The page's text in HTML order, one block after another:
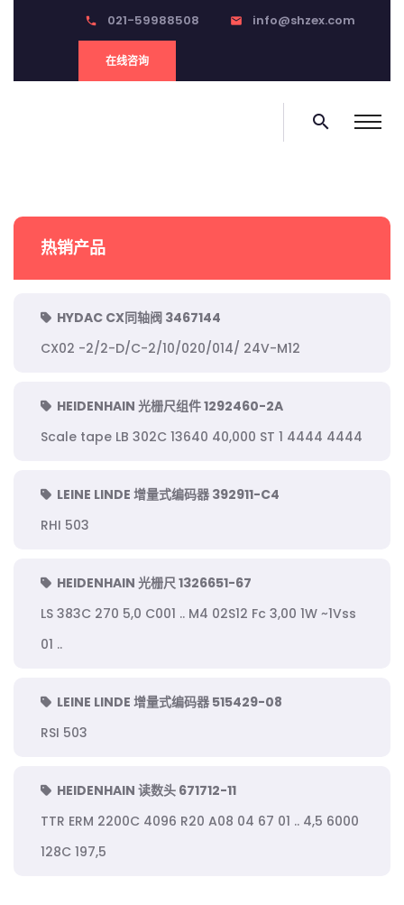
phone 021-59988508 email info@shzex.com
在线咨询
search
热销产品
HYDAC CX同轴阀 3467144
CX02 -2/2-D/C-2/10/020/014/ 24V-M12
HEIDENHAIN 光栅尺组件 1292460-2A
Scale tape LB 302C 13640 40,000 ST 1 4444 4444
LEINE LINDE 增量式编码器 392911-C4
RHI 503
HEIDENHAIN 光栅尺 1326651-67
LS 383C 270 5,0 C001 .. M4 02S12 Fc 3,00 1W ~1Vss
01 ..
LEINE LINDE 增量式编码器 515429-08
RSI 503
HEIDENHAIN 读数头 671712-11
TTR ERM 2200C 4096 R20 A08 04 67 01 .. 4,5 6000
128C 197,5